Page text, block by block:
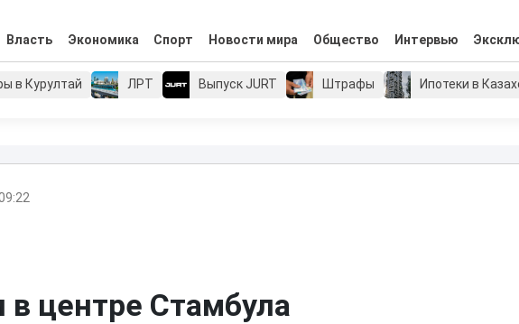
Власть Экономика Спорт Новости мира Общество Интервью
в Курултай ЛРТ Выпуск JURT Штрафы Ипотеки в
в центре Стамбула